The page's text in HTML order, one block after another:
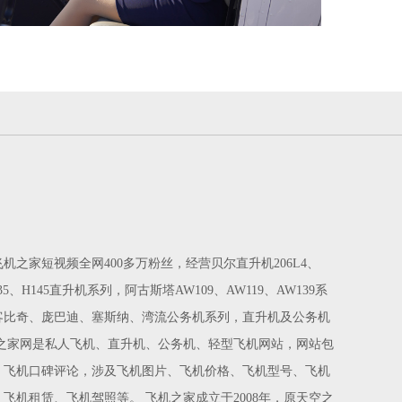
之家短视频全网400多万粉丝，经营贝尔直升机206L4、
、H145直升机系列，阿古斯塔AW109、AW119、AW139系
奇、庞巴迪、塞斯纳、湾流公务机系列，直升机及公务机
网是私人飞机、直升机、公务机、轻型飞机网站，网站包
机口碑评论，涉及飞机图片、飞机价格、飞机型号、飞机
机租赁、飞机驾照等。 飞机之家成立于2008年，原天空之